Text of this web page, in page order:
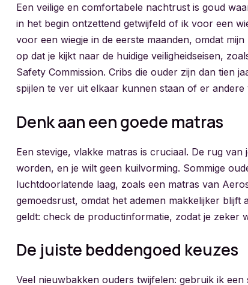
Een veilige en comfortabele nachtrust is goud
in het begin ontzettend getwijfeld of ik voor een
voor een wiegje in de eerste maanden, omdat
op dat je kijkt naar de huidige veiligheidseisen,
Safety Commission. Cribs die ouder zijn dan tien
spijlen te ver uit elkaar kunnen staan of er
Denk aan een goede matras
Een stevige, vlakke matras is cruciaal. De rug
worden, en je wilt geen kuilvorming. Sommige
luchtdoorlatende laag, zoals een matras van
gemoedsrust, omdat het ademen makkelijker
geldt: check de productinformatie, zodat je zeker
De juiste beddengoed keuzes
Veel nieuwbakken ouders twijfelen: gebruik ik